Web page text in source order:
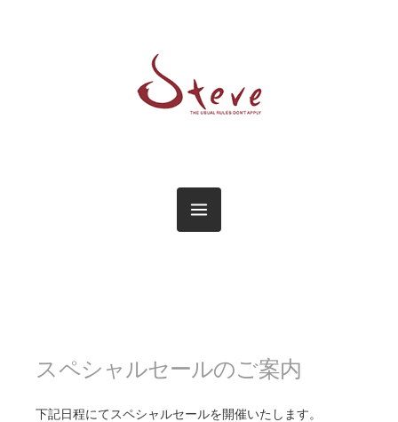
スペシャルセールのご案内
下記日程にてスペシャルセールを開催いたします。